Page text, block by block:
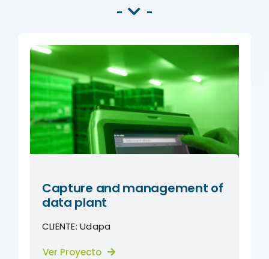
Capture and management of
data plant
CLIENTE:Udapa
Ver Proyecto